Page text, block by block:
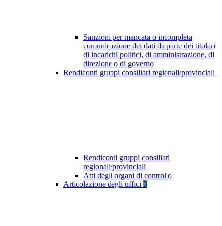
Sanzioni per mancata o incompleta
comunicazione dei dati da parte dei titolari
di incarichi politici, di amministrazione, di
direzione o di governo
Rendiconti gruppi consiliari regionali/provinciali
Rendiconti gruppi consiliari
regionali/provinciali
Atti degli organi di controllo
Articolazione degli uffici 3